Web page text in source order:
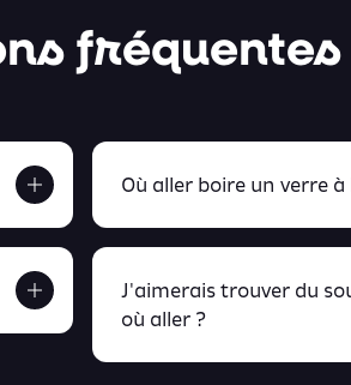
fréquentes
Où aller boire un verre à
J'aimerais trouver du
où aller ?